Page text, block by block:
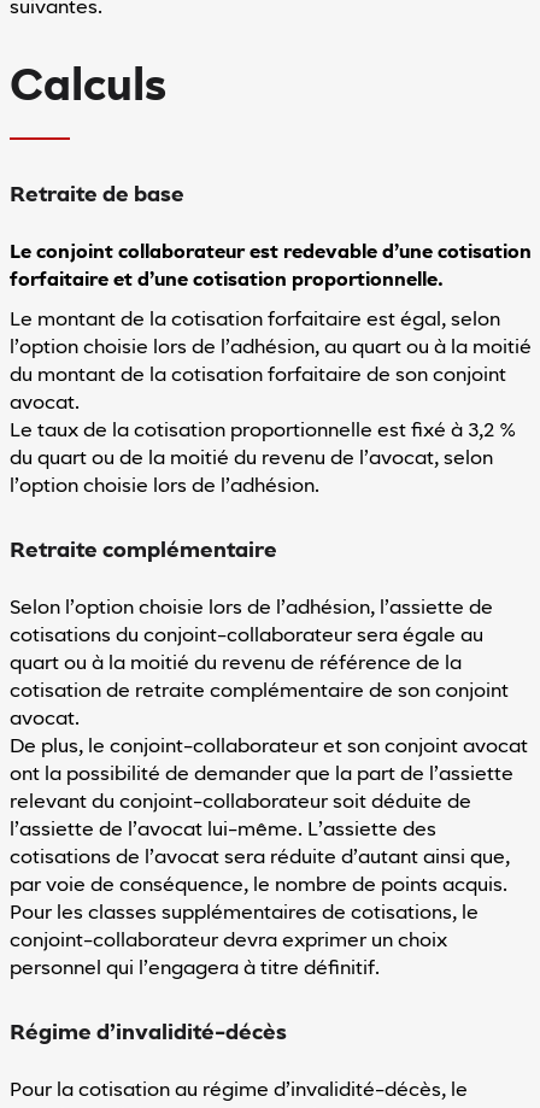
suivantes.
Calculs
Retraite de base
Le conjoint collaborateur est redevable d’une cotisation
forfaitaire et d’une cotisation proportionnelle.
Le montant de la cotisation forfaitaire est égal, selon
l’option choisie lors de l’adhésion, au quart ou à la moitié
du montant de la cotisation forfaitaire de son conjoint
avocat.
Le taux de la cotisation proportionnelle est fixé à 3,2 %
du quart ou de la moitié du revenu de l’avocat, selon
l’option choisie lors de l’adhésion.
Retraite complémentaire
Selon l’option choisie lors de l’adhésion, l’assiette de
cotisations du conjoint-collaborateur sera égale au
quart ou à la moitié du revenu de référence de la
cotisation de retraite complémentaire de son conjoint
avocat.
De plus, le conjoint-collaborateur et son conjoint avocat
ont la possibilité de demander que la part de l’assiette
relevant du conjoint-collaborateur soit déduite de
l’assiette de l’avocat lui-même. L’assiette des
cotisations de l’avocat sera réduite d’autant ainsi que,
par voie de conséquence, le nombre de points acquis.
Pour les classes supplémentaires de cotisations, le
conjoint-collaborateur devra exprimer un choix
personnel qui l’engagera à titre définitif.
Régime d’invalidité-décès
Pour la cotisation au régime d’invalidité-décès, le